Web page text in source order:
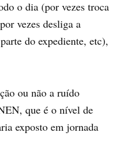
o dia (por vezes troca
vezes desliga a
do expediente, etc),
ou não a ruído
que é o nível de
exposto em jornada